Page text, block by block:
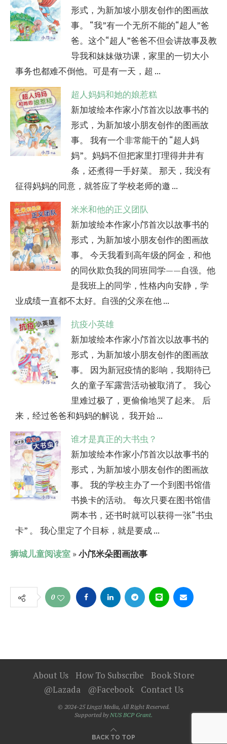
形式，为新加坡小朋友创作的图画故
事。 “我”有一个无所不能的“超人”爸
爸。这个“超人”爸爸不但会讲故事及教
导我和妹妹做功课，家里的一切大小
事务也都难不倒他。可是有一天，超 ...
超人妈妈和她的娘惹糕
新加坡绘本作家小邝首次以故事书的
形式，为新加坡小朋友创作的图画故
事。 我有一个非常能干的 “超人妈
妈”。妈妈不但把家里打理得井井有
条，还煮得一手好菜。 那天，我没有
征得妈妈的同意，就答应了学校老师的邀 ...
米米和他的正义团队
新加坡绘本作家小邝首次以故事书的
形式，为新加坡小朋友创作的图画故
事。 今天我看到高年级的阿金，和他
的同伙欺负我的同班同学——自强。他
是我班上的同学，性格内向安静，学
业成绩一直都不太好。自强的父亲在他 ...
抗疫小英雄
新加坡绘本作家小邝首次以故事书的
形式，为新加坡小朋友创作的图画故
事。 因为新冠疫情的影响，我期待已
久的童子军露营活动被取消了。 我心
里难过极了，更偷偷地哭了起来。 后
来，经过爸爸和妈妈的解说， 我开始 ...
谁才是真正的大书虫？
新加坡绘本作家小邝首次以故事书的
形式，为新加坡小朋友创作的图画故
事。 我的学校主办了一个到图书馆借
书换卡的活动。 每次只要在图书馆借
两本书，还书时就可以获得一张“书虫
卡” 。 我心里定了个目标，就是要成 ...
狮城儿童阅读室 »小邝米朵图画故事
0
About Us How To Subscribe
Book Store
@Lazada
@Facebook Contact Us
© 2024-25 Lingzi Media, All Right Reserved.
Supported byNUS BCP Grant.
BACK TO TOP